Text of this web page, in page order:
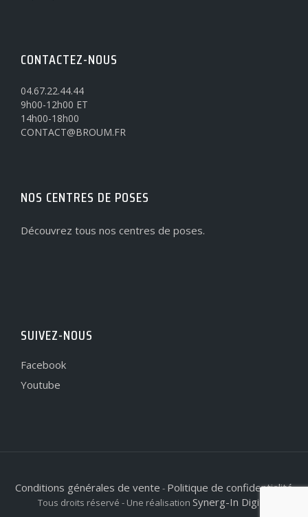
CONTACTEZ-NOUS
04.67.22.44.44
9h00-12h00 ET
14h00-18h00
CONTACT@BROUM.FR
NOS CENTRES DE POSES
Découvrez tous nos centres de poses.
SUIVEZ-NOUS
Facebook
Youtube
Conditions générales de vente - Politique de confidentialité
Tous droits réservé - Une réalisation Synerg-In Digital